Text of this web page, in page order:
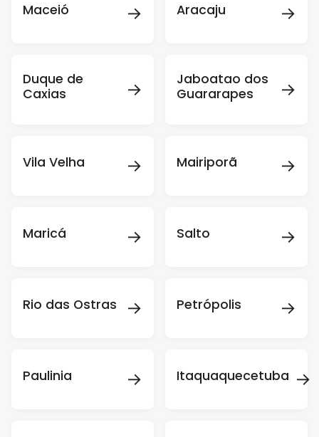
Maceió → Aracaju →
Duque de
Caxias
→
Jaboatao dos
Guararapes
→
Vila Velha → Mairiporã →
Maricá → Salto →
Rio das Ostras → Petrópolis →
Paulinia → Itaquaquecetuba →